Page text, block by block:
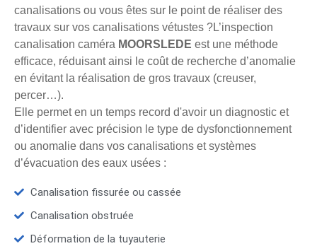
canalisations ou vous êtes sur le point de réaliser des
travaux sur vos canalisations vétustes ?L’inspection
canalisation caméra MOORSLEDE est une méthode
efficace, réduisant ainsi le coût de recherche d’anomalie
en évitant la réalisation de gros travaux (creuser,
percer…).
Elle permet en un temps record d'avoir un diagnostic et
d’identifier avec précision le type de dysfonctionnement
ou anomalie dans vos canalisations et systèmes
d’évacuation des eaux usées :
Canalisation fissurée ou cassée
Canalisation obstruée
Déformation de la tuyauterie